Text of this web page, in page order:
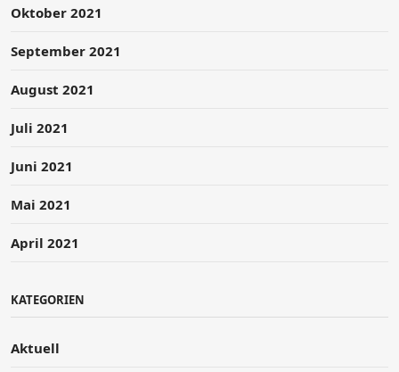
Oktober 2021
September 2021
August 2021
Juli 2021
Juni 2021
Mai 2021
April 2021
KATEGORIEN
Aktuell